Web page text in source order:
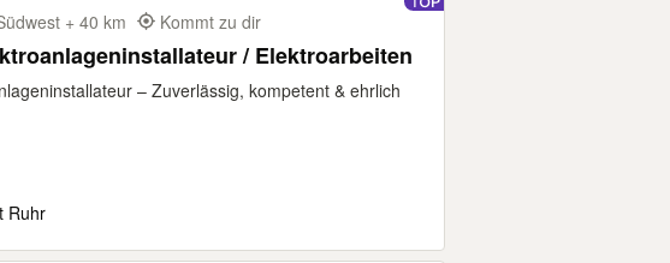
+ 40 km Kommt zu dir
/ Elektroarbeiten
– Zuverlässig, kompetent & ehrlich
Ruhr